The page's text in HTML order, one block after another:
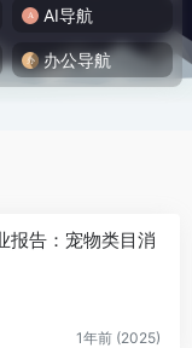
AI导航
办公导航
报告：宠物类目消
1年前 (2025)